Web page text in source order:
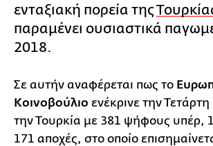
ενταξιακή πορεία της
παραμένει ουσιαστικά
2018.
Σε αυτήν αναφέρεται πως το
Κοινοβούλιο ενέκρινε την
την Τουρκία με 381 ψήφους υπέρ,
171 αποχές, στο οποίο